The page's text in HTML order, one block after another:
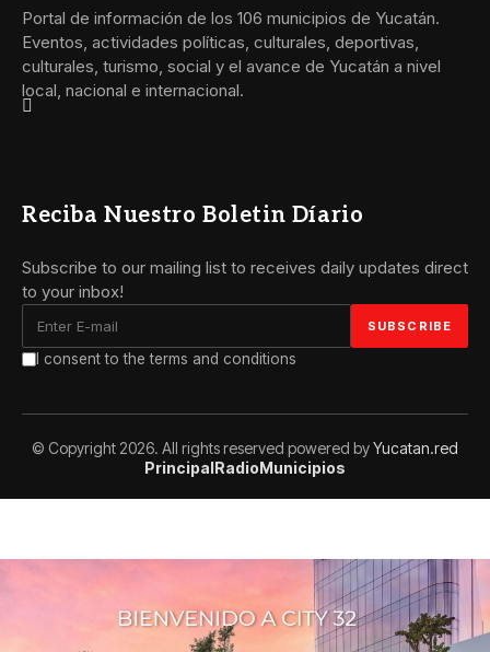
Portal de información de los 106 municipios de Yucatán.
Eventos, actividades políticas, culturales, deportivas,
culturales, turismo, social y el avance de Yucatán a nivel
local, nacional e internacional.
Reciba Nuestro Boletin Díario
Subscribe to our mailing list to receives daily updates direct
to your inbox!
I consent to the terms and conditions
© Copyright 2026. All rights reserved powered byYucatan.red
PrincipalRadioMunicipios